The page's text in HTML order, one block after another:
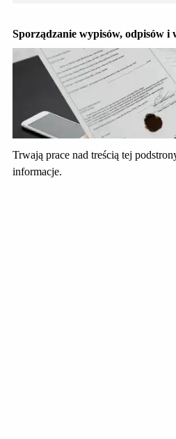
Sporządzanie wypisów, odpisów i
Trwają prace nad treścią tej
informacje.